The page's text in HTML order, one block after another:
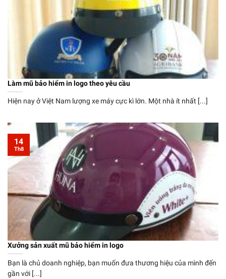
Làm mũ bảo hiểm in logo theo yêu cầu
Hiện nay ở Việt Nam lượng xe máy cực kì lớn. Một nhà ít nhất [...]
Xưởng sản xuất mũ bảo hiểm in logo
Bạn là chủ doanh nghiệp, bạn muốn đưa thương hiệu của mình đến
gần với [...]
14
Th8